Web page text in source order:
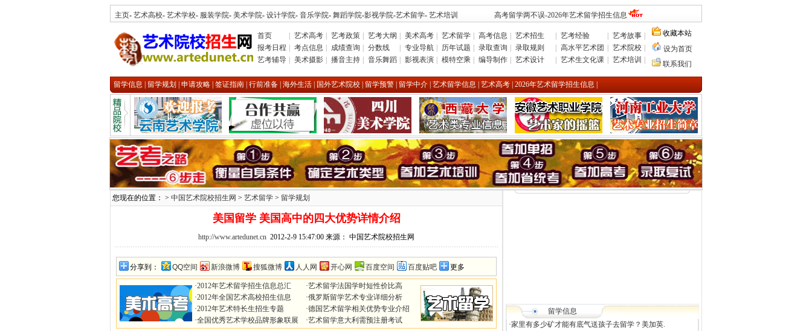
主页- 艺术高校- 艺术学校- 服装学院- 美术学院- 设计学院- 音乐学院- 舞蹈学院-影视学院-艺术留学- 艺术培训 高考留学两不误-2026年艺术留学招生信息
首页 艺术高考 艺考政策 艺考大纲 美术高考 艺术留学 高考信息 艺术招生 艺考经验 艺考故事
报考日程
考点信息 成绩查询 分数线 专业导航 历年试题 录取查询 录取规则 高水平艺术团 艺术院校
艺考辅导
美术摄影 播音主持 音乐舞蹈 影视表演 模特空乘 编导制作 艺术设计 艺术生文化课 艺术培训
收藏本站
设为首页
联系我们
留学信息 留学规划 申请攻略 签证指南 行前准备 海外生活 国外艺术院校 留学预警 留学中介 艺术留学信息 艺术高考 2026年艺术留学招生信息
您现在的位置： > 中国艺术院校招生网 > 艺术留学 > 留学规划
美国留学 美国高中的四大优势详情介绍
http://www.artedunet.cn 2012-2-9 15:47:00 来源： 中国艺术院校招生网
分享到： QQ空间 新浪微博 搜狐微博 人人网 开心网 百度空间 百度贴吧 更多
·2012年艺术留学招生信息总汇
·2012年全国艺术高校招生信息
·2012年艺术特长生招生专题
·全国优秀艺术学校品牌形象联展
·艺术留学法国学时短性价比高
·俄罗斯留学艺术专业详细分析
·德国艺术留学相关优势专业介绍
·艺术留学意大利需预注册考试
留学信息
·家里有多少矿才能有底气送孩子去留学？美加英.